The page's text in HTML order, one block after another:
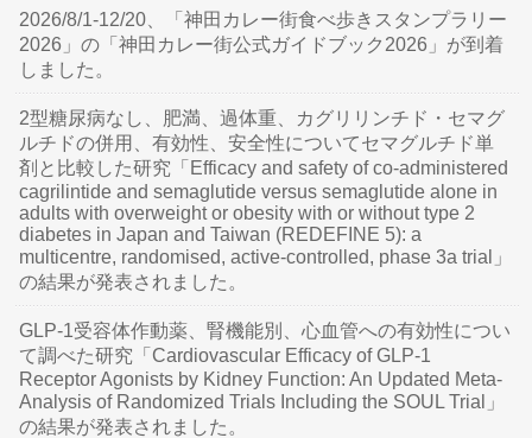
2026/8/1-12/20、「神田カレー街食べ歩きスタンプラリー
2026」の「神田カレー街公式ガイドブック2026」が到着
しました。
2型糖尿病なし、肥満、過体重、カグリリンチド・セマグ
ルチドの併用、有効性、安全性についてセマグルチド単
剤と比較した研究「Efficacy and safety of co-administered
cagrilintide and semaglutide versus semaglutide alone in
adults with overweight or obesity with or without type 2
diabetes in Japan and Taiwan (REDEFINE 5): a
multicentre, randomised, active-controlled, phase 3a trial」
の結果が発表されました。
GLP-1受容体作動薬、腎機能別、心血管への有効性につい
て調べた研究「Cardiovascular Efficacy of GLP-1
Receptor Agonists by Kidney Function: An Updated Meta-
Analysis of Randomized Trials Including the SOUL Trial」
の結果が発表されました。